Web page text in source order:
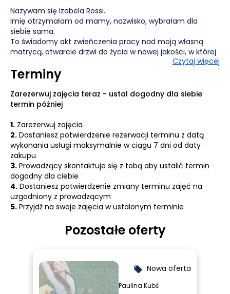
Nazywam się Izabela Rossi.
Imię otrzymałam od mamy, nazwisko, wybrałam dla
siebie sama.
To świadomy akt zwieńczenia pracy nad moją własną
matrycą, otwarcie drzwi do życia w nowej jakości, w której
Jako Architektka Matrycy uczę innych dokładnie tego:
jak wyjść z narzuconych scenariuszy i zakorzenić pewność
siebie w tym, co czujesz, a nie w tym, co mówią inni.
sytuacji, które wydają się bez wyjścia.
Moje podejście to synteza merytorycznej wiedzy,
zrozumienia i doświadczenia.. Opieram je na solidnych
fundamentach dwóch szkół coachingowych,
wykształceniu prawniczym oraz wiedzy z zakresu
numerologii i rozwoju duchowego.
​Czasami jest naprawdę trudno. Wiem o tym,
rozumiem.Ten moment, kiedy stoisz na zgliszczach i nie
Kiedy coś, co miało być zawsze, rozpadło się i nie zostało
natychmiast podpowiada Ci najczarnierstyczny
scenariusz: że poza tym punktem, w którym teraz jesteś,
nie ma już nic więcej. Nie potrafisz sobie nawet wyobrazić
Czytaj więcej
Terminy
Zarezerwuj zajęcia teraz - ustal dogodny dla siebie
termin później
1. Zarezerwuj zajęcia
2. Dostaniesz potwierdzenie rezerwacji terminu z datą
wykonania usługi maksymalnie w ciągu 7 dni od daty
zakupu
3. Prowadzący skontaktuje się z tobą aby ustalić termin
dogodny dla ciebie
4. Dostaniesz potwierdzenie zmiany terminu zajęć na
uzgodniony z prowadzącym
5. Przyjdź na swoje zajęcia w ustalonym terminie
Pozostałe oferty
local_offer Nowa oferta
Paulina Kubś